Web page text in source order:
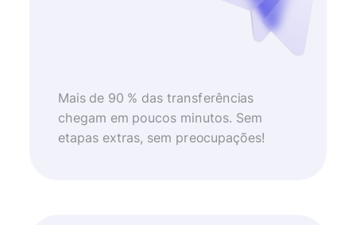
Mais de 90 % das transferências
chegam em poucos minutos. Sem
etapas extras, sem preocupações!